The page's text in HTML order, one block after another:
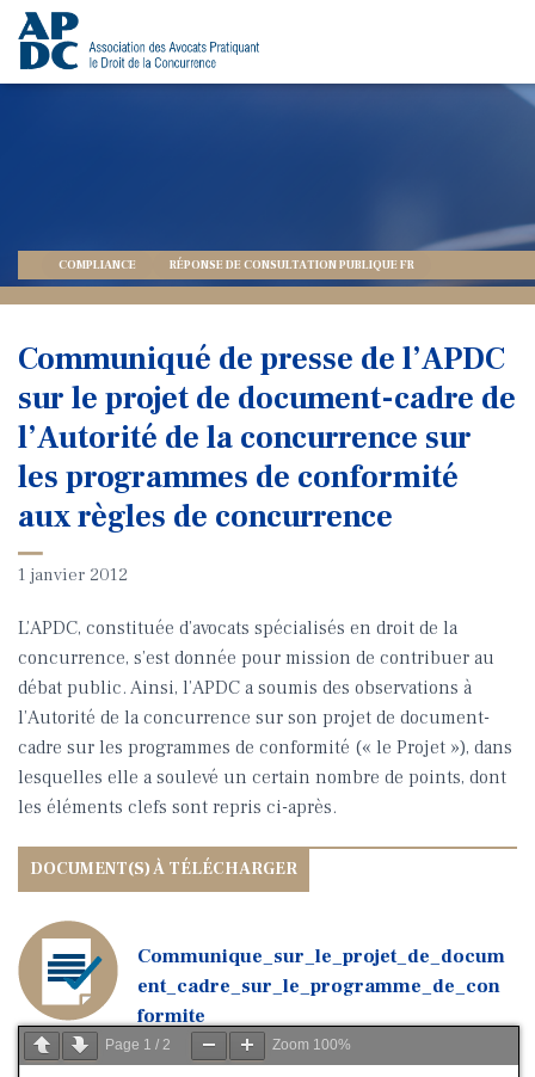
Communiqué de presse de l’APDC
sur le projet de document-cadre de
l’Autorité de la concurrence sur
les programmes de conformité
aux règles de concurrence
1 janvier 2012
L’APDC, constituée d’avocats spécialisés en droit de la
concurrence, s’est donnée pour mission de contribuer au
débat public. Ainsi, l’APDC a soumis des observations à
l’Autorité de la concurrence sur son projet de document-
cadre sur les programmes de conformité (« le Projet »), dans
lesquelles elle a soulevé un certain nombre de points, dont
les éléments clefs sont repris ci-après.
Communique_sur_le_projet_de_docum
ent_cadre_sur_le_programme_de_con
formite
Page 1 / 2 Zoom 100%
COMPLIANCE RÉPONSE DE CONSULTATION PUBLIQUE FR